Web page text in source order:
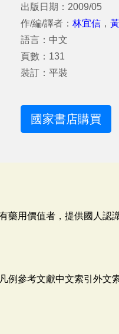
出版日期：2009/05
作/編/譯者： 林宜信 ，
語言：中文
頁數：131
裝訂：平裝
國家書店購買
藥用價值者，提供國人認
例參考文獻中文索引外文索